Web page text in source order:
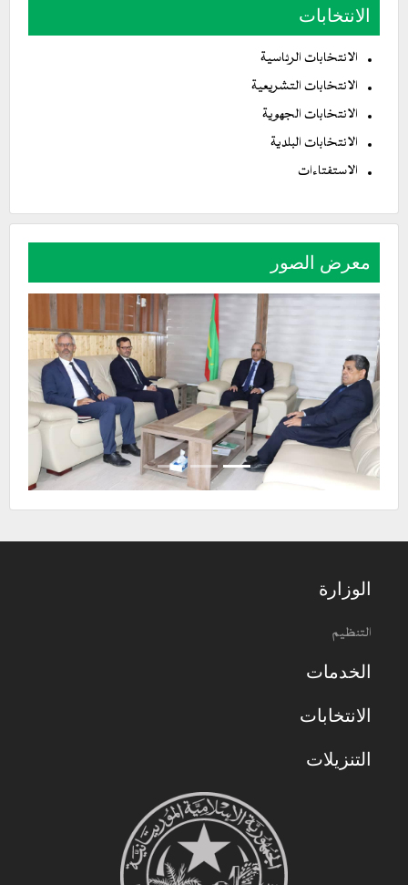
الانتخابات
الانتخابات الرئاسية
الانتخابات التشريعية
الانتخابات الجهوية
الانتخابات البلدية
الاستفتاءات
معرض الصور
الوزارة
التنظيم
الخدمات
الانتخابات
التنزيلات